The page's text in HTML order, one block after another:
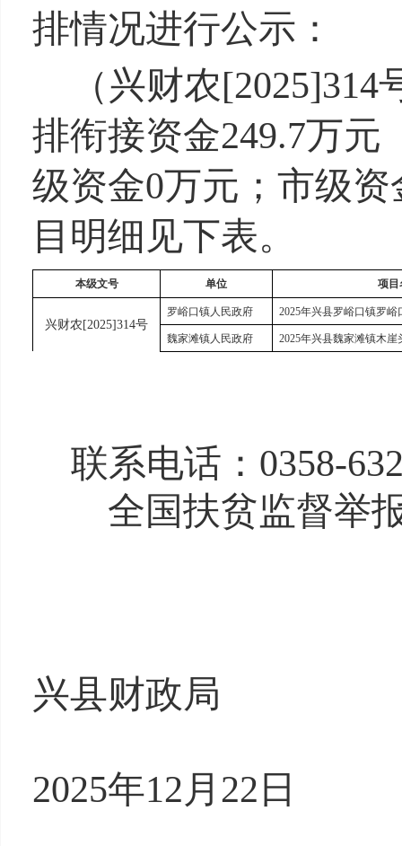
排情况进行公示：
（兴财农[2025]314
排衔接资金249.7万元
级资金0万元；市级
目明细见下表。
本级文号 单位 项目
兴财农[2025]314号
罗峪口镇人民政府 2025年兴县罗峪口镇罗
魏家滩镇人民政府 2025年兴县魏家滩镇木崖
联系电话： 0358-
全国扶贫监督举
兴县财政局
2025年12 月 22 日